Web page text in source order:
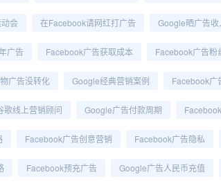
会 在Facebook请网红打广告 Google晒广告收
广告 Facebook广告获取成本 Facebook广告粉
广告没转化 Google经典营销案例 Facebook广
歌线上营销顾问 Google广告付款周期
Facebook广告创意营销 Facebook广告隐私
Facebook预充广告 Google广告人民币充值